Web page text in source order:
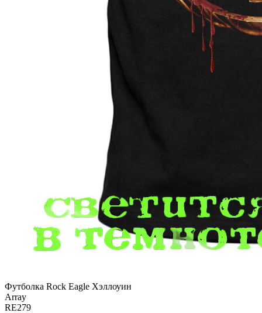
Футболка Rock Eagle Хэллоуин
Array
RE279